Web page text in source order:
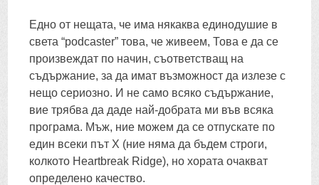
Едно от нещата, че има някаква единодушие в
света “podcaster” това, че живеем, Това е да се
произвеждат по начин, съответстващ на
съдържание, за да имат възможност да излезе с
нещо сериозно. И не само всяко съдържание,
вие трябва да даде най-добрата ми във всяка
програма. Мъж, ние можем да се отпускате по
един всеки път X (ние няма да бъдем строги,
колкото Heartbreak Ridge), но хората очакват
определено качество.